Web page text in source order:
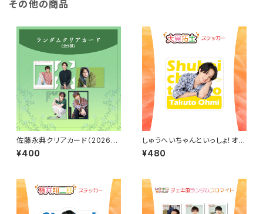
その他の商品
佐藤永典クリアカード（2026年
4月始まりカレンダーアザーカッ
ト）
¥400
しゅうへいちゃんといっしょ！オリ
ジナルステッカー（大見拓土）
¥480